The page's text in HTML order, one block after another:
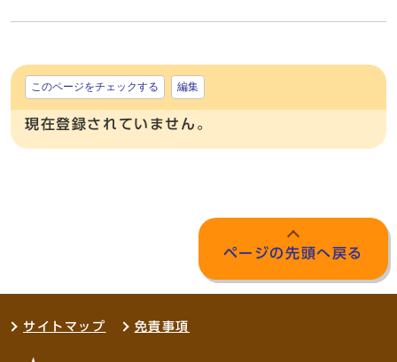
このページをチェックする 編集
現在登録されていません。
ページの先頭へ戻る
サイトマップ 免責事項